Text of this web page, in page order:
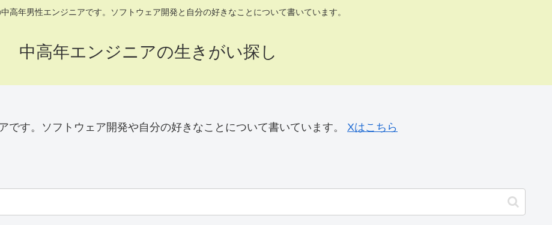
高年男性エンジニアです。ソフトウェア開発と自分の好きなことについて書いています。
中高年エンジニアの生きがい探し
です。ソフトウェア開発や自分の好きなことについて書いています。 Xはこちら